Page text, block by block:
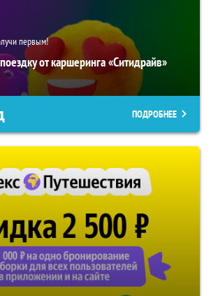
первым!
от каршеринга «Ситидрайв»
ПОДРОБНЕЕ